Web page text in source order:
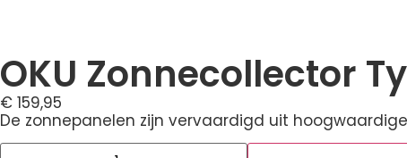
OKU Zonnecollector
€ 159,95
De zonnepanelen zijn vervaardigd uit